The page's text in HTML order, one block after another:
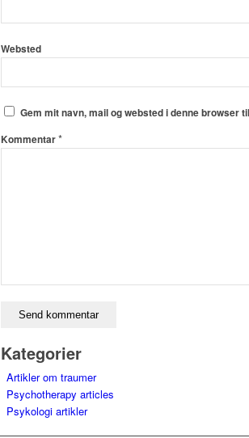
Websted
Gem mit navn, mail og websted i denne browser
Kommentar*
Kategorier
Artikler om traumer
Psychotherapy articles
Psykologi artikler